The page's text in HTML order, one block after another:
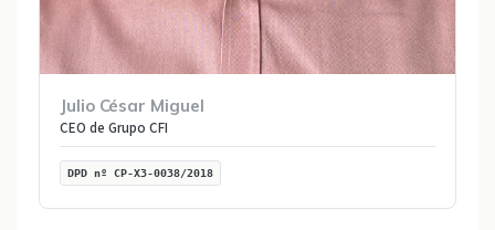
Julio César Miguel
CEO de Grupo CFI
DPD nº CP-X3-0038/2018